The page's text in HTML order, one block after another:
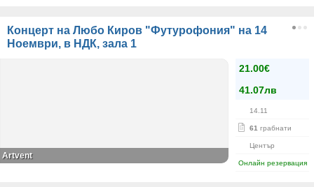
Концерт на Любо Киров "Футурофония" на 14
Ноември, в НДК, зала 1
21.00€
41.07лв
14.11
61 грабнати
Център
Онлайн резервация
Artvent